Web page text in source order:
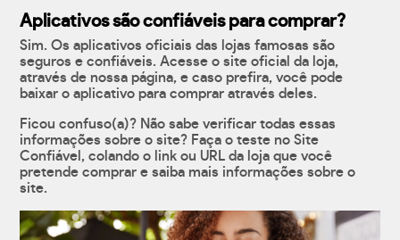
Aplicativos são confiáveis para comprar?
Sim. Os aplicativos oficiais das lojas famosas são
seguros e confiáveis. Acesse o site oficial da loja,
através de nossa página, e caso prefira, você pode
baixar o aplicativo para comprar através deles.
Ficou confuso(a)? Não sabe verificar todas essas
informações sobre o site? Faça o teste no Site
Confiável, colando o link ou URL da loja que você
pretende comprar e saiba mais informações sobre o
site.